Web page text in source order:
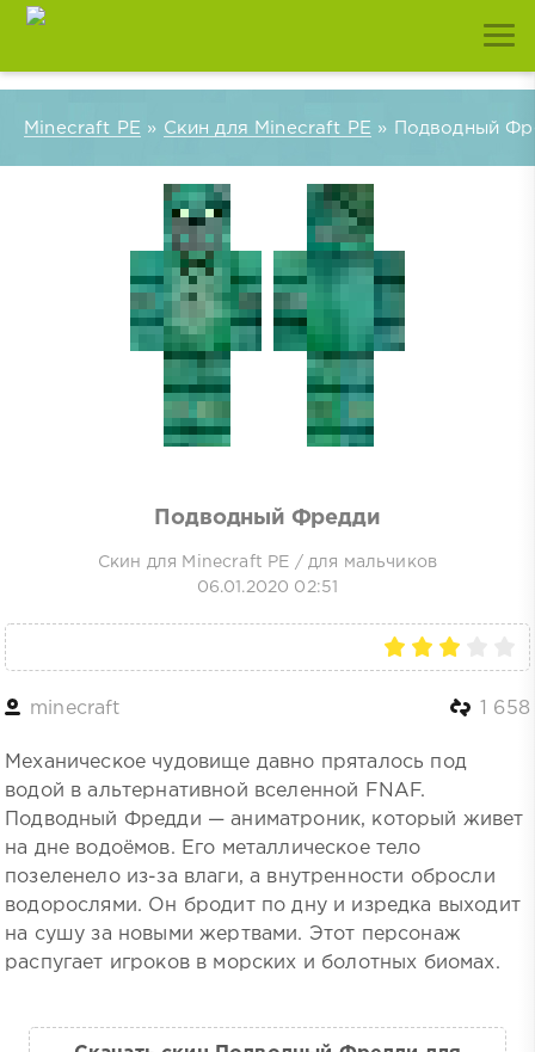
Minecraft PE » Скин для Minecraft PE » Подводный
Подводный Фредди
Скин для Minecraft PE / для мальчиков
06.01.2020 02:51
minecraft 1 658
Механическое чудовище давно пряталось под
водой в альтернативной вселенной FNAF.
Подводный Фредди — аниматроник, который живет
на дне водоёмов. Его металлическое тело
позеленело из-за влаги, а внутренности обросли
водорослями. Он бродит по дну и изредка выходит
на сушу за новыми жертвами. Этот персонаж
распугает игроков в морских и болотных биомах.